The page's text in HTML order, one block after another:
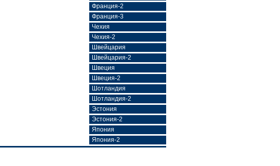
Франция-2
Франция-3
Чехия
Чехия-2
Швейцария
Швейцария-2
Швеция
Швеция-2
Шотландия
Шотландия-2
Эстония
Эстония-2
Япония
Япония-2